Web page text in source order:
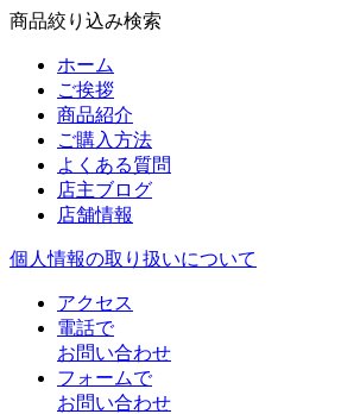
商品絞り込み検索
ホーム
ご挨拶
商品紹介
ご購入方法
よくある質問
店主ブログ
店舗情報
個人情報の取り扱いについて
アクセス
電話で
お問い合わせ
フォームで
お問い合わせ